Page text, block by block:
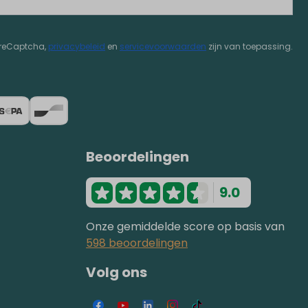
privacybeleid en servicevoorwaarden zijn van toepassing.
Beoordelingen
9.0
Onze gemiddelde score op basis van
598 beoordelingen
Volg ons